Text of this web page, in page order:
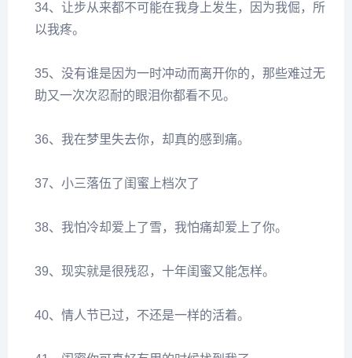
34、让步从来都不可能在我身上发生，因为我倔，所
以我疼。
35、没有谁是因为一时冲动而离开你的，那些难过无
助又一次次忍耐的眼泪你都看不见。
36、我在梦里失去你，却真的感到痛。
37、小三落伍了闺蜜上档次了
38、我怕冷却爱上了雪，我怕痛却爱上了你。
39、现实就是很残忍，十年闺蜜又能怎样。
40、情人节已过，不还是一样的活着。